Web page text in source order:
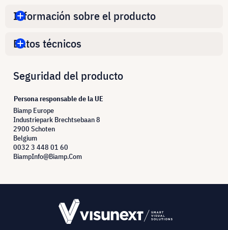
Información sobre el producto
Datos técnicos
Seguridad del producto
Persona responsable de la UE
Biamp Europe
Industriepark Brechtsebaan 8
2900 Schoten
Belgium
0032 3 448 01 60
BiampInfo@Biamp.Com